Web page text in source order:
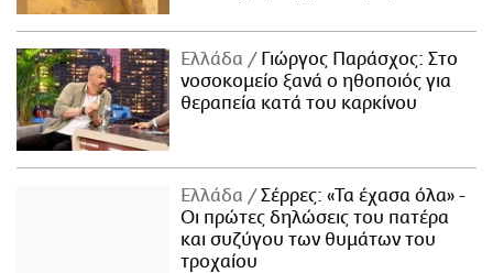
Ελλάδα
Γιώργος Παράσχος: Στο
νοσοκομείο ξανά ο ηθοποιός για
θεραπεία κατά του καρκίνου
Ελλάδα
Σέρρες: «Τα έχασα όλα» -
Οι πρώτες δηλώσεις του πατέρα
και συζύγου των θυμάτων του
τροχαίου